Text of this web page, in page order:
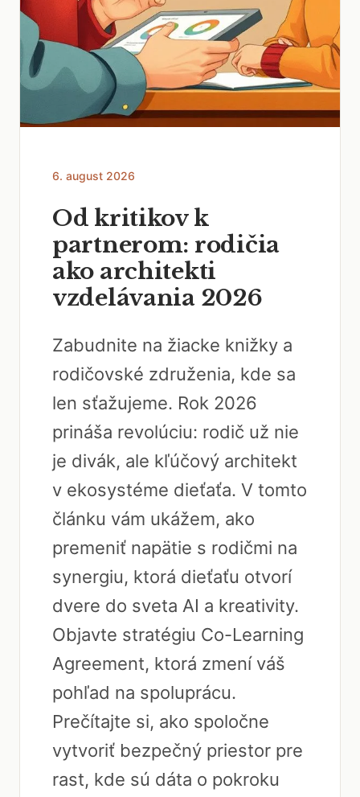
6. august 2026
Od kritikov k
partnerom: rodičia
ako architekti
vzdelávania 2026
Zabudnite na žiacke knižky a
rodičovské združenia, kde sa
len sťažujeme. Rok 2026
prináša revolúciu: rodič už nie
je divák, ale kľúčový architekt
v ekosystéme dieťaťa. V tomto
článku vám ukážem, ako
premeniť napätie s rodičmi na
synergiu, ktorá dieťaťu otvorí
dvere do sveta AI a kreativity.
Objavte stratégiu Co-Learning
Agreement, ktorá zmení váš
pohľad na spoluprácu.
Prečítajte si, ako spoločne
vytvoriť bezpečný priestor pre
rast, kde sú dáta o pokroku